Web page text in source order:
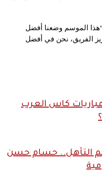
هذا الموسم وضعنا أفضل
الفريق، نحن في أفضل
كاس العرب
التأهل.. حسام حسن